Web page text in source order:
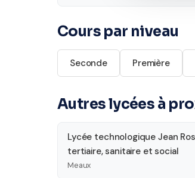
Cours par niveau
Seconde Première
Autres lycées à
Lycée technologique Jean
tertiaire, sanitaire et social
Meaux